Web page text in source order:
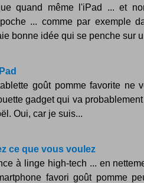
quand même l'iPad ... et
... comme par exemple
bonne idée qui se penche sur
goût pomme favorite ne
gadget qui va
Oui, car je suis...
ce que vous voulez
à linge high-tech ... en
favori goût pomme